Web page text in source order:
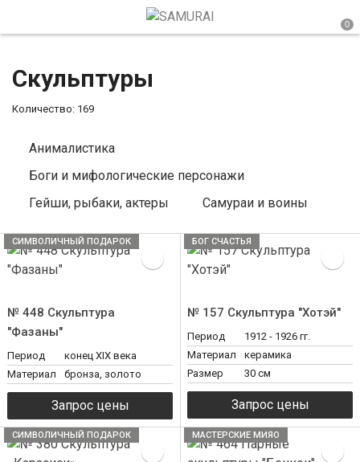
Скульптуры
Количество: 169
Анималистика
Боги и мифологические персонажи
Гейши, рыбаки, актеры
Самураи и воины
№ 448 Скульптура
"Фазаны"
Период
конец ХIХ века
Материал
бронза, золото
СИМВОЛИЧНЫЙ ПОДАРОК
№ 157 Скульптура "Хотэй"
Период
1912 - 1926 гг.
Материал
керамика
Размер
30 см
БОГ СЧАСТЬЯ
СИМВОЛИЧНЫЙ ПОДАРОК МАСТЕРСКИЕ МИЯО